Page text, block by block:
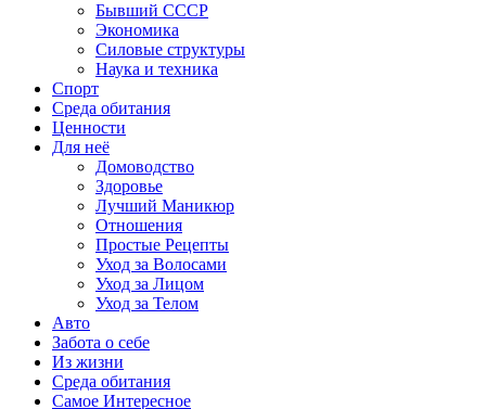
Бывший СССР
Экономика
Силовые структуры
Наука и техника
Спорт
Среда обитания
Ценности
Для неё
Домоводство
Здоровье
Лучший Маникюр
Отношения
Простые Рецепты
Уход за Волосами
Уход за Лицом
Уход за Телом
Авто
Забота о себе
Из жизни
Среда обитания
Самое Интересное